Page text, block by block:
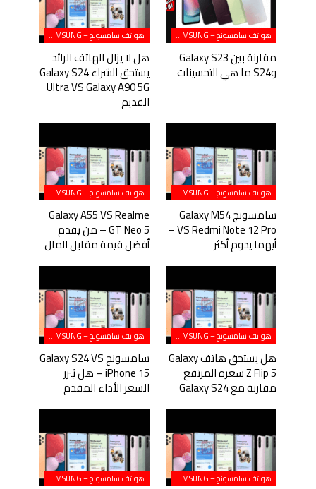
هواتف سامسونج – SAMSUNG
مقارنة بين Galaxy S23
وS24 ما هي التحسينات
هواتف سامسونج – SAMSUNG
هل لا يزال الهاتف الرائد
يستحق الشراء Galaxy S24
Ultra VS Galaxy A90 5G
القديم
هواتف سامسونج – SAMSUNG
سامسونج Galaxy M54
VS Redmi Note 12 Pro –
أيهما يدوم أكثر
هواتف سامسونج – SAMSUNG
Galaxy A55 VS Realme
GT Neo 5 – من يقدم
أفضل قيمة مقابل المال
هواتف سامسونج – SAMSUNG
هل يستحق هاتف Galaxy
Z Flip 5 سعره المرتفع
مقارنة مع Galaxy S24
هواتف سامسونج – SAMSUNG
سامسونج Galaxy S24 VS
iPhone 15 – هل يُبرر
السعر الأداء المقدم
هواتف سامسونج – SAMSUNG هواتف سامسونج – SAMSUNG